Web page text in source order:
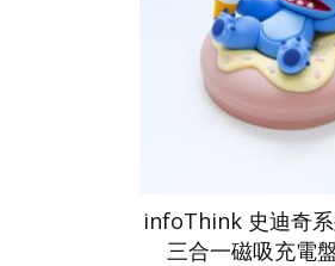
infoThink 史迪奇
三合一磁吸充電